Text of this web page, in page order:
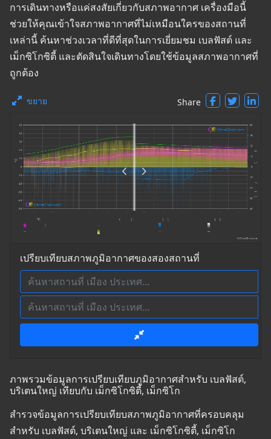
การเดินทางหรือแค่สงสัยเกี่ยวกับสภาพอากาศ เครื่องมือนี้
ช่วยให้คุณเข้าใจสภาพอากาศที่ไม่เหมือนใครของสถานที่
เหล่านี้ ค้นหาช่วงเวลาที่ดีที่สุดในการเยี่ยมชม เบลฟัสต์ และ
เม็กซิโกซิตี้ และตัดสินใจเดินทางโดยใช้ข้อมูลสภาพอากาศที่
ถูกต้อง
ขยาย Share
เปรียบเทียบสภาพภูมิอากาศของสองสถานที่
ภาพรวมข้อมูลการเปรียบเทียบภูมิอากาศสำหรับ เบลฟัสต์,
บริเตนใหญ่ เทียบกับ เม็กซิโกซิตี้, เม็กซิโก
สำรวจข้อมูลการเปรียบเทียบสภาพภูมิอากาศที่ครอบคลุม
สำหรับ เบลฟัสต์, บริเตนใหญ่ และ เม็กซิโกซิตี้, เม็กซิโก